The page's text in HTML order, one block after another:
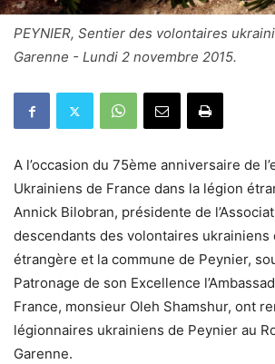
PEYNIER, Sentier des volontaires
Garenne - Lundi 2 novembre 2015.
A l’occasion du 75ème anniversaire de
Ukrainiens de France dans la légion
Annick Bilobran, présidente de
descendants des volontaires ukrainiens
étrangère et la commune de Peynier,
Patronage de son Excellence
France, monsieur Oleh Shamshur, ont
légionnaires ukrainiens de Peynier au
Garenne.